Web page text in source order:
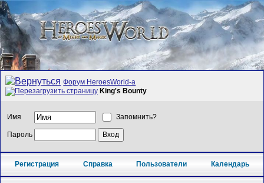
Форум HeroesWorld-а
King's Bounty
Имя Запомнить?
Пароль
Регистрация Справка Пользователи Календарь